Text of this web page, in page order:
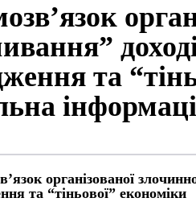
та
організованої
та “тіньової” економіки